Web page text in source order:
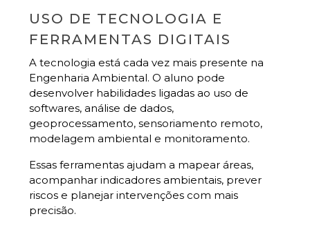
USO DE TECNOLOGIA E
FERRAMENTAS DIGITAIS
A tecnologia está cada vez mais presente na
Engenharia Ambiental. O aluno pode
desenvolver habilidades ligadas ao uso de
softwares, análise de dados,
geoprocessamento, sensoriamento remoto,
modelagem ambiental e monitoramento.
Essas ferramentas ajudam a mapear áreas,
acompanhar indicadores ambientais, prever
riscos e planejar intervenções com mais
precisão.